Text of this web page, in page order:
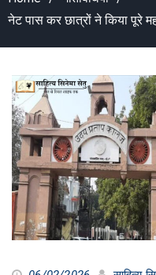
नेट पास कर छात्रों ने किया पूरे